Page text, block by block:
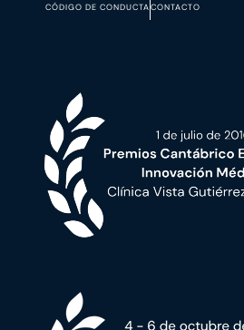
CÓDIGO DE CONDUCTACONTACTO